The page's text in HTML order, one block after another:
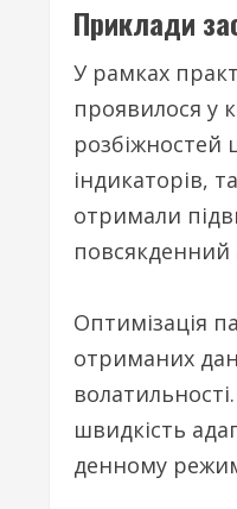
Приклади
У рамках
проявилося у
розбіжностей
індикаторів,
отримали
повсякденний
Оптимізація
отриманих
швидкість
денному